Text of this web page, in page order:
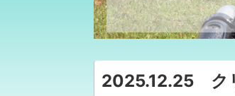
2025.12.25 ク